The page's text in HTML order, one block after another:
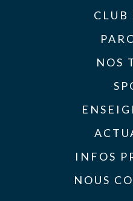
CLUB
NOS
INFOS
NOUS